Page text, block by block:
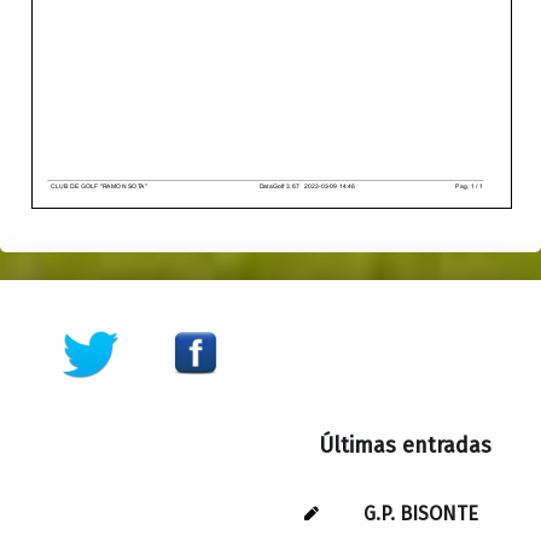
Skip back to main navigation
Últimas entradas
G.P. BISONTE